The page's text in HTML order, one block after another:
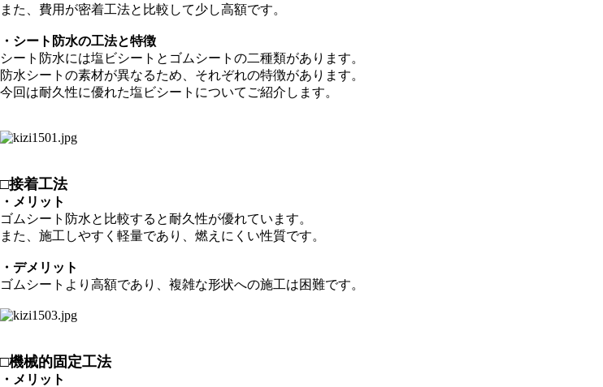
また、費用が密着工法と比較して少し高額です。
・シート防水の工法と特徴
シート防水には塩ビシートとゴムシートの二種類があります。
防水シートの素材が異なるため、それぞれの特徴があります。
今回は耐久性に優れた塩ビシートについてご紹介します。
□接着工法
・メリット
ゴムシート防水と比較すると耐久性が優れています。
また、施工しやすく軽量であり、燃えにくい性質です。
・デメリット
ゴムシートより高額であり、複雑な形状への施工は困難です。
□機械的固定工法
・メリット